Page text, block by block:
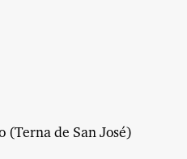
(Terna de San José)